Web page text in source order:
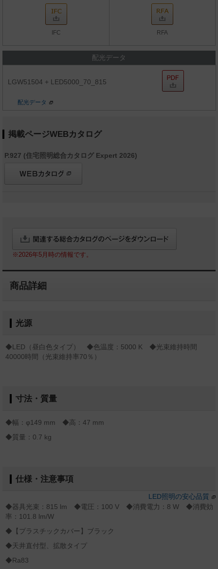
IFC RFA
配光データ
LGW51504 + LED5000_70_815
配光データ
掲載ページWEBカタログ
P.927 (住宅照明総合カタログ Expert 2026)
※2026年5月時の情報です。
商品詳細
光源
◆LED（昼白色タイプ） ◆色温度：5000 K ◆光束維持時間
40000時間（光束維持率70％）
寸法・質量
◆幅：φ149 mm ◆高：47 mm
◆質量：0.7 kg
仕様・注意事項
LED照明の安心品質
◆器具光束：815 lm ◆電圧：100 V ◆消費電力：8 W ◆消費効
率：101.8 lm/W
◆【プラスチックカバー】ブラック
◆天井直付型、拡散タイプ
◆Ra83